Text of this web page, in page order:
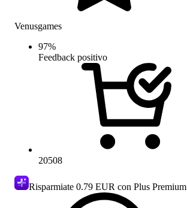
Venusgames
97%
Feedback positivo
20508
Risparmiate 0.79 EUR con Plus Premium